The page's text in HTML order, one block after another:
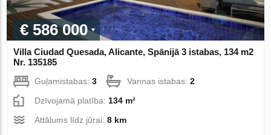
€ 586 000
Villa Ciudad Quesada, Alicante, Spānijā 3 istabas, 134 m2
Nr. 135185
Guļamistabas:3 Vannas istabas:2
Dzīvojamā platība: 134 m²
Attālums līdz jūrai:8 km